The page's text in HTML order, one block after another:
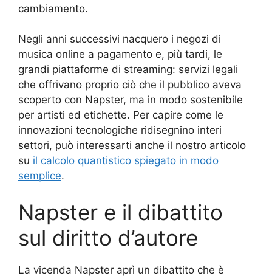
cambiamento.
Negli anni successivi nacquero i negozi di
musica online a pagamento e, più tardi, le
grandi piattaforme di streaming: servizi legali
che offrivano proprio ciò che il pubblico aveva
scoperto con Napster, ma in modo sostenibile
per artisti ed etichette. Per capire come le
innovazioni tecnologiche ridisegnino interi
settori, può interessarti anche il nostro articolo
su il calcolo quantistico spiegato in modo
semplice.
Napster e il dibattito
sul diritto d’autore
La vicenda Napster aprì un dibattito che è